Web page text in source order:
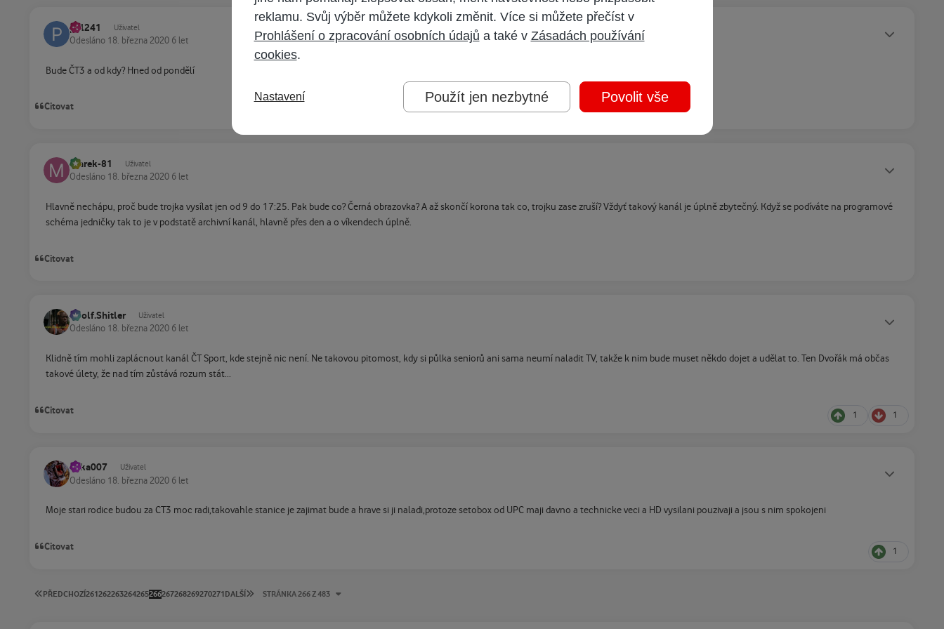
pol241 Uživatel
Odesláno 18. března 2020 6 let
Bude ČT3 a od kdy? Hned od pondělí
Citovat
marek-81 Uživatel
Odesláno 18. března 2020 6 let
Hlavně nechápu, proč bude trojka vysílat jen od 9 do 17:25. Pak bude co? Černá obrazovka? A až skončí korona tak co, trojku zase zruší? Vždyť takový kanál je úplně zbytečný. Když se podíváte na programové
schéma jedničky tak to je v podstatě archivní kanál, hlavně přes den a o víkendech úplně.
Citovat
Adolf.Shitler Uživatel
Odesláno 18. března 2020 6 let
Klidně tím mohli zaplácnout kanál ČT Sport, kde stejně nic není. Ne takovou pitomost, kdy si půlka seniorů ani sama neumí naladit TV, takže k nim bude muset někdo dojet a udělat to. Ten Dvořák má občas
takové úlety, že nad tím zůstává rozum stát...
Citovat 1 1
Jirka007 Uživatel
Odesláno 18. března 2020 6 let
Moje stari rodice budou za CT3 moc radi,takovahle stanice je zajimat bude a hrave si ji naladi,protoze setobox od UPC maji davno a technicke veci a HD vysilani pouzivaji a jsou s nim spokojeni
Citovat 1
PRVNÍ STRÁNKA
PŘEDCHOZÍ261262263264265266267268269270271DALŠÍ POSLEDNÍ STRÁNKA
STRÁNKA 266 Z 483
reklamu. Svůj výběr můžete kdykoli změnit. Více si můžete přečíst v
Prohlášení o zpracování osobních údajů a také v Zásadách používání
cookies.
Použít jen nezbytné Povolit vše
Nastavení